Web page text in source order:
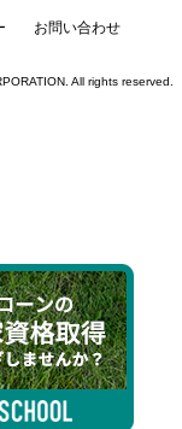
お問い合わせ
All rights reserved.